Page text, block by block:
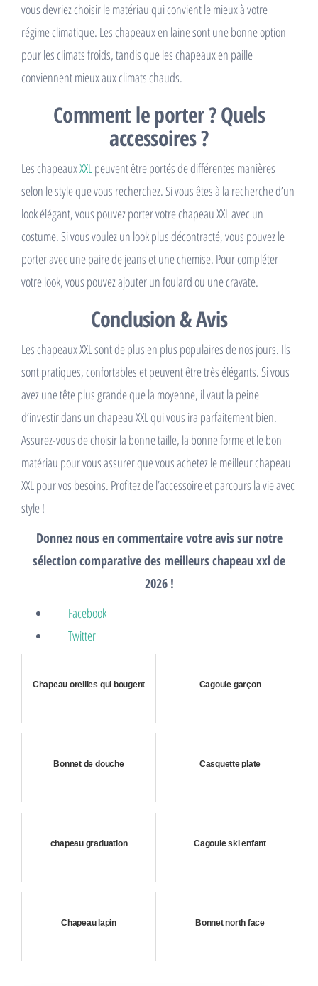
vous devriez choisir le matériau qui convient le mieux à votre
régime climatique. Les chapeaux en laine sont une bonne option
pour les climats froids, tandis que les chapeaux en paille
conviennent mieux aux climats chauds.
Comment le porter ? Quels
accessoires ?
Les chapeauxXXLpeuvent être portés de différentes manières
selon le style que vous recherchez. Si vous êtes à la recherche d’un
look élégant, vous pouvez porter votre chapeau XXL avec un
costume. Si vous voulez un look plus décontracté, vous pouvez le
porter avec une paire de jeans et une chemise. Pour compléter
votre look, vous pouvez ajouter un foulard ou une cravate.
Conclusion & Avis
Les chapeaux XXL sont de plus en plus populaires de nos jours. Ils
sont pratiques, confortables et peuvent être très élégants. Si vous
avez une tête plus grande que la moyenne, il vaut la peine
d’investir dans un chapeau XXL qui vous ira parfaitement bien.
Assurez-vous de choisir la bonne taille, la bonne forme et le bon
matériau pour vous assurer que vous achetez le meilleur chapeau
XXL pour vos besoins. Profitez de l’accessoire et parcours la vie avec
style !
Donnez nous en commentaire votre avis sur notre
sélection comparative des meilleurs chapeau xxl de
2026 !
Facebook
Twitter
Chapeau oreilles qui bougent Cagoule garçon
Bonnet de douche Casquette plate
chapeau graduation Cagoule ski enfant
Chapeau lapin Bonnet north face